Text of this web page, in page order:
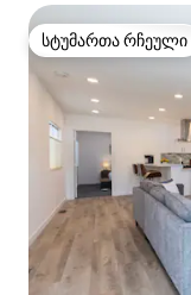
სტუმართა რჩეული
სტუმართა რჩეული